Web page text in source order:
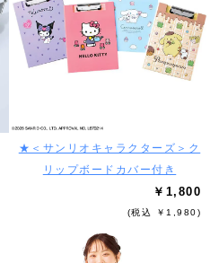
★＜サンリオキャラクターズ＞ク
リップボードカバー付き
￥1,800
(税込 ￥1,980)